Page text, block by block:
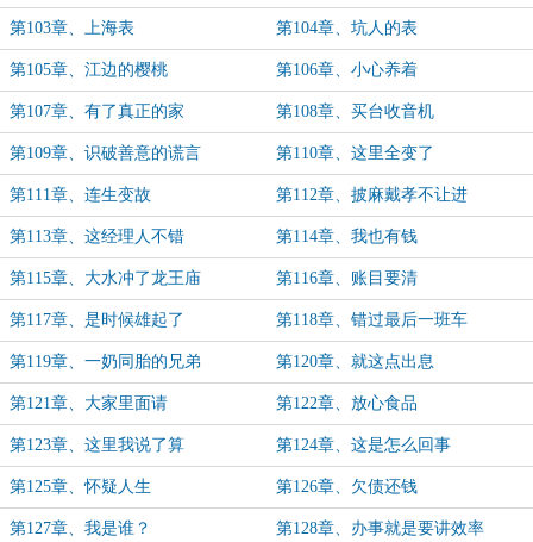
第103章、上海表 第104章、坑人的表
第105章、江边的樱桃 第106章、小心养着
第107章、有了真正的家 第108章、买台收音机
第109章、识破善意的谎言 第110章、这里全变了
第111章、连生变故 第112章、披麻戴孝不让进
第113章、这经理人不错 第114章、我也有钱
第115章、大水冲了龙王庙 第116章、账目要清
第117章、是时候雄起了 第118章、错过最后一班车
第119章、一奶同胎的兄弟 第120章、就这点出息
第121章、大家里面请 第122章、放心食品
第123章、这里我说了算 第124章、这是怎么回事
第125章、怀疑人生 第126章、欠债还钱
第127章、我是谁？ 第128章、办事就是要讲效率